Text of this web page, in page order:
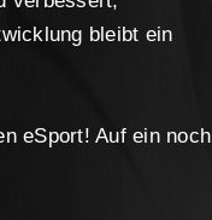
bleibt ein
eSport! Auf ein noch